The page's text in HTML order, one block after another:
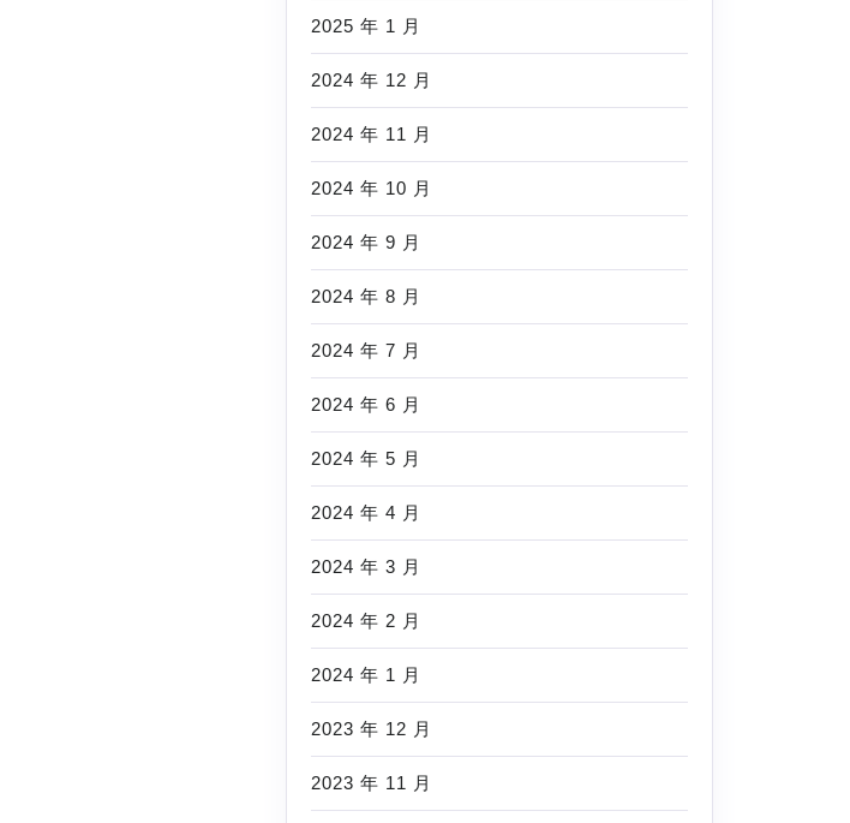
2025 年 1 月
2024 年 12 月
2024 年 11 月
2024 年 10 月
2024 年 9 月
2024 年 8 月
2024 年 7 月
2024 年 6 月
2024 年 5 月
2024 年 4 月
2024 年 3 月
2024 年 2 月
2024 年 1 月
2023 年 12 月
2023 年 11 月